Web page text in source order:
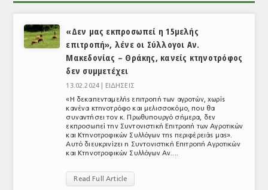
ΚΟΣΜΟΣ
ΕΥΡΩΠΑΪΚΕΣ ΑΠΟΦΑΣΕΙΣ
ΠΑΡΑΓΩΓΗ & ΕΜΠΟΡΙΑ
«Δεν μας εκπροσωπεί η 15μελής
επιτροπή», λένε οι Σύλλογοι Αν.
Μακεδονίας – Θράκης, κανείς κτηνοτρόφος
δεν συμμετέχει
13.02.2024 |
ΕΙΔΗΣΕΙΣ
«Η δεκαπενταμελής επιτροπή των αγροτών, χωρίς
κανένα κτηνοτρόφο και μελισσοκόμο, που θα
συναντήσει τον κ. Πρωθυπουργό σήμερα, δεν
εκπροσωπεί την Συντονιστική Επιτροπή των Αγροτικών
και Κτηνοτροφικών Συλλόγων της περιφέρειάς μας».
Αυτό διευκρινίζει η Συντονιστική Επιτροπή Αγροτικών
και Κτηνοτροφικών Συλλόγων Αν....
Read Full Article